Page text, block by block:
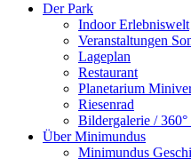
Der Park
Indoor Erlebniswelt
Veranstaltungen
Lageplan
Restaurant
Planetarium
Riesenrad
Bildergalerie /
Über Minimundus
Minimundus